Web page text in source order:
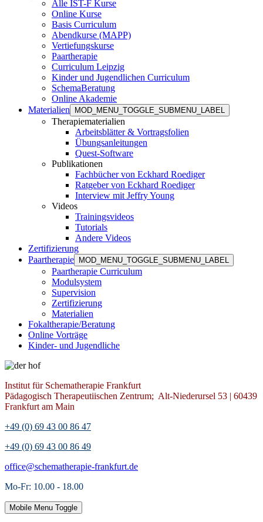
Alle IST-F Kurse
Online Kurse
Basis Curriculum
Abendkurse (MAPP)
Vertiefungskurse
Paartherapie
Curriculum Leipzig
Kinder und Jugendlichen Curriculum
SchemaBeratung
Online Akademie
Materialien
MOD_MENU_TOGGLE_SUBMENU_LABEL
Therapiematerialien
Arbeitsblätter & Vortragsfolien
Übungsanleitungen
Quest-Software
Publikationen
Fachbücher von Eckhard Roediger
Ratgeber von Eckhard Roediger
Interview mit Jeffry Young
Videos
Trainingsvideos
Tutorials
Andere Videos
Zertifizierung
Paartherapie
MOD_MENU_TOGGLE_SUBMENU_LABEL
Paartherapie Curriculum
Modulsystem
Supervision
Zertifizierung
Materialien
Fokaltherapie/Beratung
Online Vorträge
Kinder- und Jugendliche
Institut für Schematherapie Frankfurt
Pädagogisch Therapeutiischen Zentrum; Alt-Niederursel 53 | 60439
Frankfurt am Main
+49 (0) 69 43 00 86 47
+49 (0) 69 43 00 86 49
office@schematherapie-frankfurt.de
Mo-Fr: 10.00 - 18.00
Mobile Menu Toggle